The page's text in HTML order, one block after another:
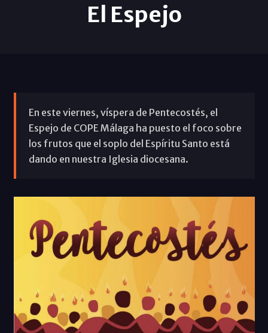
El Espejo
En este viernes, víspera de Pentecostés, el
Espejo de COPE Málaga ha puesto el foco sobre
los frutos que el soplo del Espíritu Santo está
dando en nuestra Iglesia diocesana.